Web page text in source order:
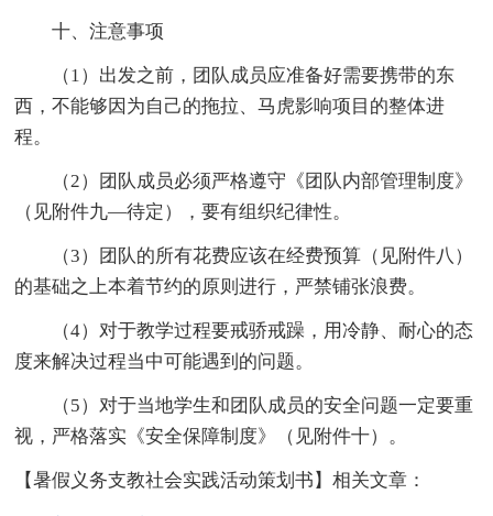
十、注意事项
（1）出发之前，团队成员应准备好需要携带的东
西，不能够因为自己的拖拉、马虎影响项目的整体进
程。
（2）团队成员必须严格遵守《团队内部管理制度》
（见附件九—待定），要有组织纪律性。
（3）团队的所有花费应该在经费预算（见附件八）
的基础之上本着节约的原则进行，严禁铺张浪费。
（4）对于教学过程要戒骄戒躁，用冷静、耐心的态
度来解决过程当中可能遇到的问题。
（5）对于当地学生和团队成员的安全问题一定要重
视，严格落实《安全保障制度》（见附件十）。
【暑假义务支教社会实践活动策划书】相关文章：